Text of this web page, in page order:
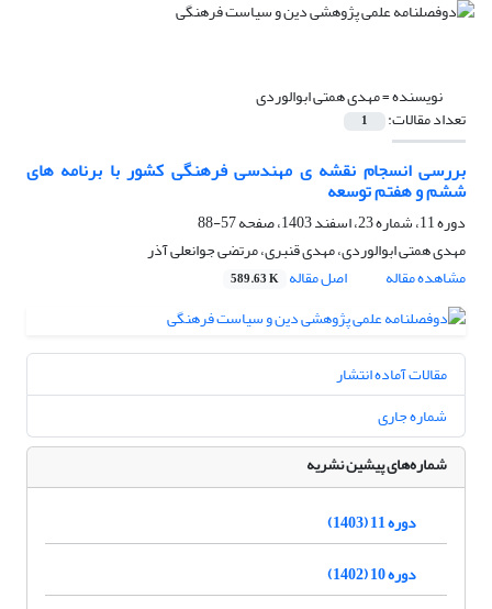
نویسنده =مهدی همتی ابوالوردی
تعداد مقالات: 1
بررسی انسجام نقشه ی مهندسی فرهنگی کشور با برنامه های
ششم و هفتم توسعه
دوره 11، شماره 23، اسفند 1403، صفحه
57-88
مهدی همتی ابوالوردی، مهدی قنبری، مرتضی جوانعلی آذر
مشاهده مقاله
اصل مقاله 589.63 K
مقالات آماده انتشار
شماره جاری
شماره‌های پیشین نشریه
دوره 11 (1403)
دوره 10 (1402)